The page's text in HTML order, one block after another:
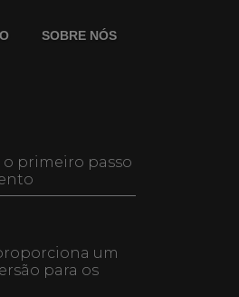
SOBRE NÓS
o primeiro passo
um
para os